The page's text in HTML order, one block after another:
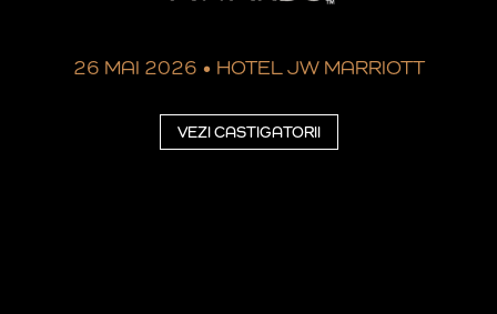
26 MAI 2026 • HOTEL JW MARRIOTT
VEZI CASTIGATORII